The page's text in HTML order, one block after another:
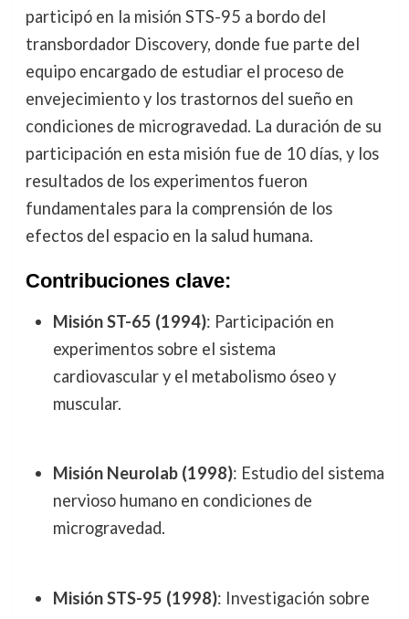
participó en la misión STS-95 a bordo del
transbordador Discovery, donde fue parte del
equipo encargado de estudiar el proceso de
envejecimiento y los trastornos del sueño en
condiciones de microgravedad. La duración de su
participación en esta misión fue de 10 días, y los
resultados de los experimentos fueron
fundamentales para la comprensión de los
efectos del espacio en la salud humana.
Contribuciones clave:
Misión ST-65 (1994): Participación en
experimentos sobre el sistema
cardiovascular y el metabolismo óseo y
muscular.
Misión Neurolab (1998): Estudio del sistema
nervioso humano en condiciones de
microgravedad.
Misión STS-95 (1998): Investigación sobre